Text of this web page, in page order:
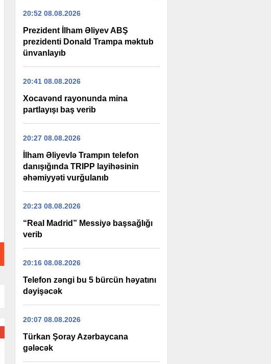
20:52 08.08.2026
Prezident İlham Əliyev ABŞ
prezidenti Donald Trampa məktub
ünvanlayıb
20:41 08.08.2026
Xocavənd rayonunda mina
partlayışı baş verib
20:27 08.08.2026
İlham Əliyevlə Trampın telefon
danışığında TRIPP layihəsinin
əhəmiyyəti vurğulanıb
20:23 08.08.2026
“Real Madrid” Messiyə başsağlığı
verib
20:16 08.08.2026
Telefon zəngi bu 5 bürcün həyatını
dəyişəcək
20:07 08.08.2026
Türkan Şoray Azərbaycana
gələcək